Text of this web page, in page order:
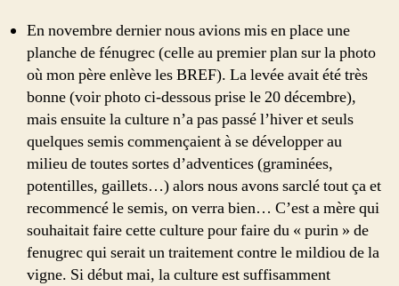
En novembre dernier nous avions mis en place une
planche de fénugrec (celle au premier plan sur la photo
où mon père enlève les BREF). La levée avait été très
bonne (voir photo ci-dessous prise le 20 décembre),
mais ensuite la culture n’a pas passé l’hiver et seuls
quelques semis commençaient à se développer au
milieu de toutes sortes d’adventices (graminées,
potentilles, gaillets…) alors nous avons sarclé tout ça et
recommencé le semis, on verra bien… C’est a mère qui
souhaitait faire cette culture pour faire du « purin » de
fenugrec qui serait un traitement contre le mildiou de la
vigne. Si début mai, la culture est suffisamment